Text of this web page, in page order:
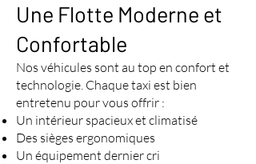
Une Flotte Moderne et
Confortable
Nos véhicules sont au top en confort et
technologie. Chaque taxi est bien
entretenu pour vous offrir :
Un intérieur spacieux et climatisé
Des sièges ergonomiques
Un équipement dernier cri